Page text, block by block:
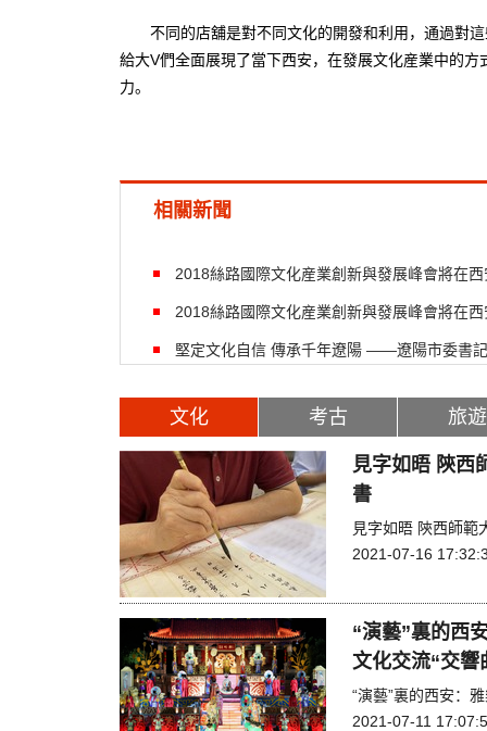
不同的店舖是對不同文化的開發和利用，通過對這
給大V們全面展現了當下西安，在發展文化産業中的
力。
相關新聞
2018絲路國際文化産業創新與發展峰會將在
2018絲路國際文化産業創新與發展峰會將在
堅定文化自信 傳承千年遼陽 ——遼陽市委書
文化 考古 旅遊
見字如晤 陝西
書
見字如晤 陝西師範
2021-07-16
“演藝”裏的西
文化交流“交響
“演藝”裏的西安：
2021-07-11